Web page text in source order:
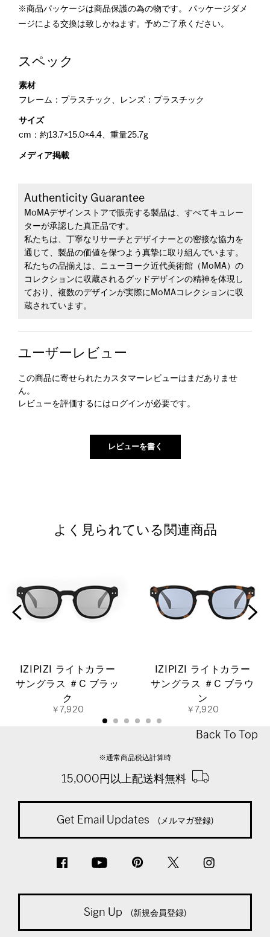
※商品パッケージは商品保護の為の物です。 パッケージダメ
ージによる交換は致しかねます。予めご了承ください。
スペック
素材
フレーム：プラスチック、レンズ：プラスチック
サイズ
cm：約13.7×15.0×4.4、重量25.7g
メディア掲載
Authenticity Guarantee
MoMAデザインストアで販売する製品は、すべてキュレー
ターが承認した真正品です。
私たちは、丁寧なリサーチとデザイナーとの密接な協力を
通じて、製品の価値を保つよう真摯に取り組んでいます。
私たちの品揃えは、ニューヨーク近代美術館（MoMA）の
コレクションに収蔵されるグッドデザインの精神を体現し
ており、複数のデザインが実際にMoMAコレクションに収
蔵されています。
ユーザーレビュー
この商品に寄せられたカスタマーレビューはまだありませ
ん。
レビューを評価するには ログインが必要です。
よく見られている関連商品
IZIPIZI ライトカラー
サングラス ＃C ブラッ
ク
￥7,920
IZIPIZI ライトカラー
サングラス ＃C ブラウ
ン
￥7,920
Back To Top
※通常商品税込計算時
15,000円以上配送料無料
Get Email Updates (メルマガ登録)
Sign Up (新規会員登録)